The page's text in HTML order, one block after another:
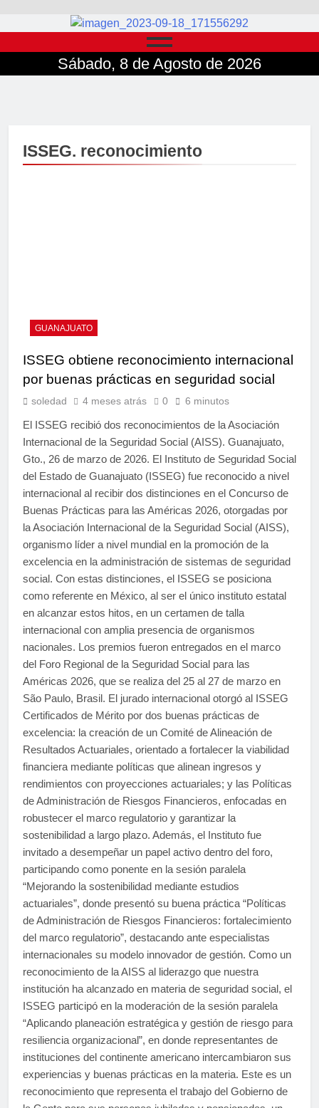
Sábado, 8 de Agosto de 2026
ISSEG. reconocimiento
GUANAJUATO
ISSEG obtiene reconocimiento internacional
por buenas prácticas en seguridad social
soledad 4 meses atrás 0 6 minutos
El ISSEG recibió dos reconocimientos de la Asociación
Internacional de la Seguridad Social (AISS). Guanajuato,
Gto., 26 de marzo de 2026. El Instituto de Seguridad Social
del Estado de Guanajuato (ISSEG) fue reconocido a nivel
internacional al recibir dos distinciones en el Concurso de
Buenas Prácticas para las Américas 2026, otorgadas por
la Asociación Internacional de la Seguridad Social (AISS),
organismo líder a nivel mundial en la promoción de la
excelencia en la administración de sistemas de seguridad
social. Con estas distinciones, el ISSEG se posiciona
como referente en México, al ser el único instituto estatal
en alcanzar estos hitos, en un certamen de talla
internacional con amplia presencia de organismos
nacionales. Los premios fueron entregados en el marco
del Foro Regional de la Seguridad Social para las
Américas 2026, que se realiza del 25 al 27 de marzo en
São Paulo, Brasil. El jurado internacional otorgó al ISSEG
Certificados de Mérito por dos buenas prácticas de
excelencia: la creación de un Comité de Alineación de
Resultados Actuariales, orientado a fortalecer la viabilidad
financiera mediante políticas que alinean ingresos y
rendimientos con proyecciones actuariales; y las Políticas
de Administración de Riesgos Financieros, enfocadas en
robustecer el marco regulatorio y garantizar la
sostenibilidad a largo plazo. Además, el Instituto fue
invitado a desempeñar un papel activo dentro del foro,
participando como ponente en la sesión paralela
“Mejorando la sostenibilidad mediante estudios
actuariales”, donde presentó su buena práctica “Políticas
de Administración de Riesgos Financieros: fortalecimiento
del marco regulatorio”, destacando ante especialistas
internacionales su modelo innovador de gestión. Como un
reconocimiento de la AISS al liderazgo que nuestra
institución ha alcanzado en materia de seguridad social, el
ISSEG participó en la moderación de la sesión paralela
“Aplicando planeación estratégica y gestión de riesgo para
resiliencia organizacional”, en donde representantes de
instituciones del continente americano intercambiaron sus
experiencias y buenas prácticas en la materia. Este es un
reconocimiento que representa el trabajo del Gobierno de